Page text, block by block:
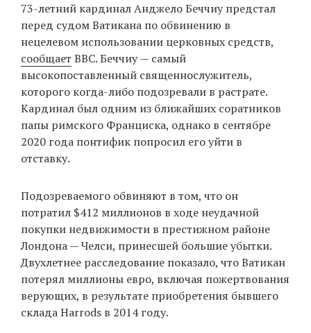
73-летний кардинал Анджело Беччиу предстал
перед судом Ватикана по обвинению в
нецелевом использовании церковных средств,
сообщает BBC. Беччиу — самый
высокопоставленный священнослужитель,
которого когда-либо подозревали в растрате.
Кардинал был одним из ближайших соратников
папы римского Франциска, однако в сентябре
2020 года понтифик попросил его уйти в
отставку.
Подозреваемого обвиняют в том, что он
потратил $412 миллионов в ходе неудачной
покупки недвижимости в престижном районе
Лондона — Челси, принесшей большие убытки.
Двухлетнее расследование показало, что Ватикан
потерял миллионы евро, включая пожертвования
верующих, в результате приобретения бывшего
склада Harrods в 2014 году.